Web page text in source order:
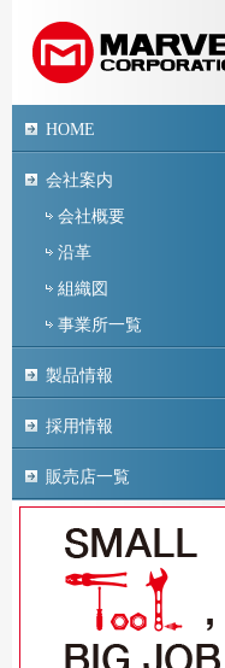
HOME
会社案内
会社概要
沿革
組織図
事業所一覧
製品情報
採用情報
販売店一覧